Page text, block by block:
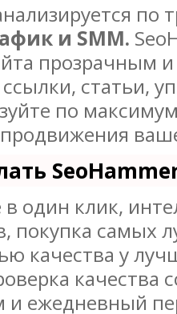
по
и SMM.
прозрачным
статьи,
по
один клик,
покупка самых
качества у
качества
и ежедневный